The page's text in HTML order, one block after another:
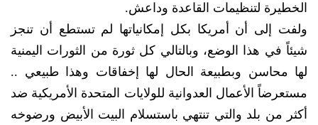
الخطيرة لتنظيمات القاعدة وداعش.
ولفت إلى أن أمريكا بكل إمكانياتها لم تستطع أن تنجز
شيئاً في هذا الوضع، وبالتالي كل ثورة من الثورات اليمنية
لها محاسن وبطبيعة الحال لها إخفاقات وهذا طبيعي ..
مستعرضاً الأعمال العدوانية للولايات المتحدة الأمريكية ضد
أكثر من بلد والتي تنتهي باستسلام البيت الأبيض ورضوخه